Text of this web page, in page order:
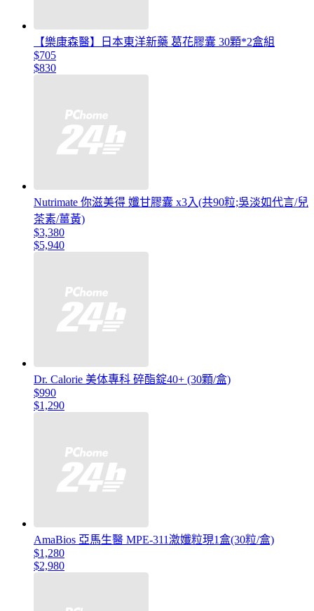
【樂康森醫】日本東洋新藥 葛花膠囊 30顆*2盒組
$705
$830
Nutrimate 你滋美得 孅甘膠囊 x3入(共90粒;吳淡如代言/兒
茶素/薑黃)
$3,380
$5,940
Dr. Calorie 美体專科 碎酯錠40+ (30顆/盒)
$990
$1,290
AmaBios 亞馬生醫 MPE-311激孅粒現1盒(30粒/盒)
$1,280
$2,980